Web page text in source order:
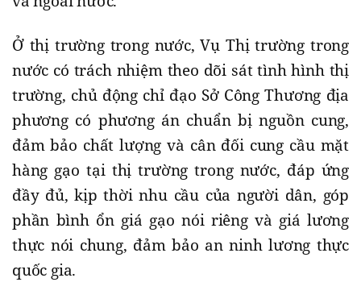
Ở thị trường trong nước, Vụ Thị trường trong
nước có trách nhiệm theo dõi sát tình hình thị
trường, chủ động chỉ đạo Sở Công Thương địa
phương có phương án chuẩn bị nguồn cung,
đảm bảo chất lượng và cân đối cung cầu mặt
hàng gạo tại thị trường trong nước, đáp ứng
đầy đủ, kịp thời nhu cầu của người dân, góp
phần bình ổn giá gạo nói riêng và giá lương
thực nói chung, đảm bảo an ninh lương thực
quốc gia.